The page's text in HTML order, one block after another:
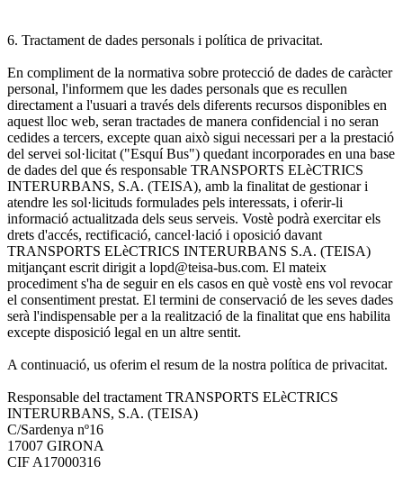
6. Tractament de dades personals i política de privacitat.
En compliment de la normativa sobre protecció de dades de caràcter
personal, l'informem que les dades personals que es recullen
directament a l'usuari a través dels diferents recursos disponibles en
aquest lloc web, seran tractades de manera confidencial i no seran
cedides a tercers, excepte quan això sigui necessari per a la prestació
del servei sol·licitat ("Esquí Bus") quedant incorporades en una base
de dades del que és responsable TRANSPORTS ELèCTRICS
INTERURBANS, S.A. (TEISA), amb la finalitat de gestionar i
atendre les sol·licituds formulades pels interessats, i oferir-li
informació actualitzada dels seus serveis. Vostè podrà exercitar els
drets d'accés, rectificació, cancel·lació i oposició davant
TRANSPORTS ELèCTRICS INTERURBANS S.A. (TEISA)
mitjançant escrit dirigit a lopd@teisa-bus.com. El mateix
procediment s'ha de seguir en els casos en què vostè ens vol revocar
el consentiment prestat. El termini de conservació de les seves dades
serà l'indispensable per a la realització de la finalitat que ens habilita
excepte disposició legal en un altre sentit.
A continuació, us oferim el resum de la nostra política de privacitat.
Responsable del tractament TRANSPORTS ELèCTRICS
INTERURBANS, S.A. (TEISA)
C/Sardenya nº16
17007 GIRONA
CIF A17000316